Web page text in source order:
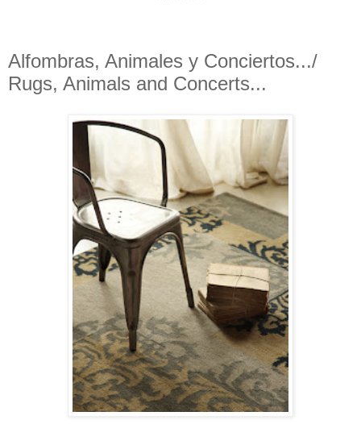
Alfombras, Animales y Conciertos.../
Rugs, Animals and Concerts...